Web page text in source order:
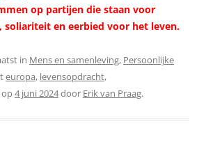
op partijen die staan voor
soliariteit en eerbied voor het leven.
in Mens en samenleving, Persoonlijke
europa, levensopdracht,
op4 juni 2024door Erik van Praag.